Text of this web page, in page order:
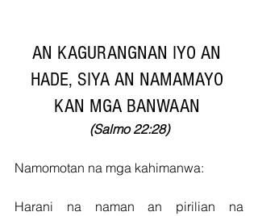
AN KAGURANGNAN IYO AN
HADE, SIYA AN NAMAMAYO
KAN MGA BANWAAN
(Salmo 22:28)
Namomotan na mga kahimanwa:
Harani na naman an pirilian na